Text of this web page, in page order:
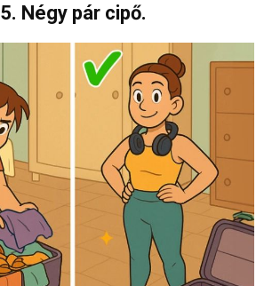
5. Négy pár cipő.